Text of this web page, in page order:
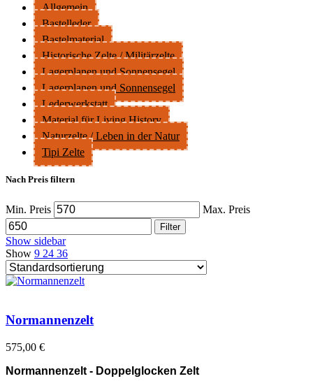
Allgemein
Bastelleder
Bastelmaterial
Historische Zelte / Militärzelte
Lagerplanen und Sonnensegel
Lagerplanen und Sonnensegel
Lederwerkstatt
Material für Living History
Naturzelte / Leben in der Natur
Tipi Zelte
Nach Preis filtern
Min. Preis Max. Preis
Filter
Show sidebar
Show 9 24 36
Normannenzelt
575,00 €
Normannenzelt - Doppelglocken Zelt